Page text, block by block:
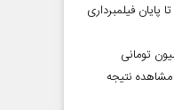
پایان فیلمبرداری
وام ضروری ۷۵ میلیون تومانی
نتیجه